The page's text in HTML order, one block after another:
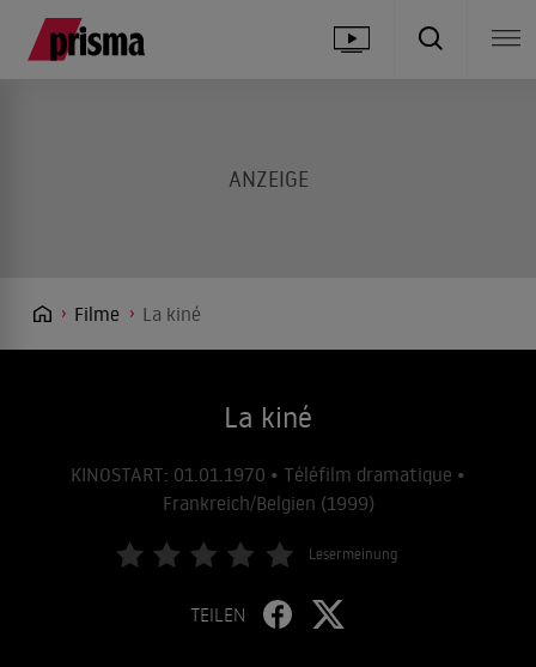
Filme La kiné
La kiné
KINOSTART: 01.01.1970 • Téléfilm dramatique •
Frankreich/Belgien (1999)
Lesermeinung
TEILEN